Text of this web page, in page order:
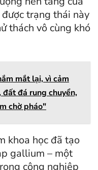
trạng thái này
thách vô cùng khó
mắt lại, vì cảm
đá rung chuyển,
chờ pháo"
khoa học đã tạo
gallium – một
công nghiệp